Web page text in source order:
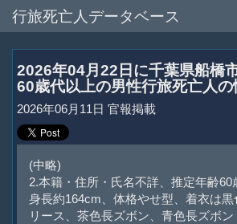
行旅死亡人データベース
2026年04月22日に千葉県船橋
60歳代以上の男性行旅死亡人の
2026年06月11日 官報掲載
(中略)
2.本籍・住所・氏名不詳、推定年齢60
身長約164cm、体格やせ型、着衣は
リース、茶色長ズボン、青色長ズボン